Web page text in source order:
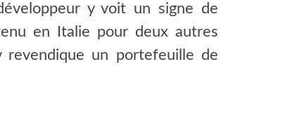
y voit un signe de
en Italie pour deux autres
revendique un portefeuille de